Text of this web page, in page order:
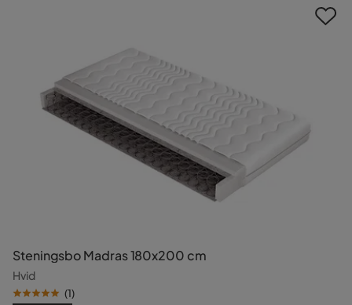
Steningsbo Madras 180x200 cm
Hvid
(1)